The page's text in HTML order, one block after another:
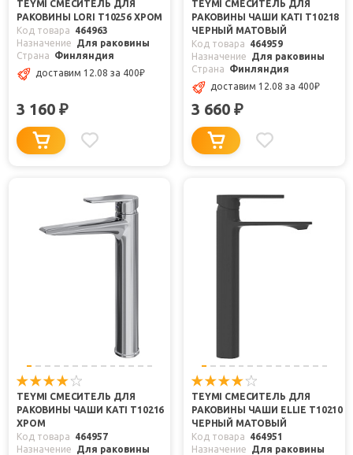
TEYMI СМЕСИТЕЛЬ ДЛЯ
РАКОВИНЫ LORI T10256 ХРОМ
Код товара
464963
Назначение
Для раковины
Страна
Финляндия
доставим 12.08 за 400₽
3 160 ₽
TEYMI СМЕСИТЕЛЬ ДЛЯ
РАКОВИНЫ ЧАШИ KATI T10218
ЧЕРНЫЙ МАТОВЫЙ
Код товара
464959
Назначение
Для раковины
Страна
Финляндия
доставим 12.08 за 400₽
3 660 ₽
TEYMI СМЕСИТЕЛЬ ДЛЯ
РАКОВИНЫ ЧАШИ KATI T10216
ХРОМ
Код товара
464957
Назначение
Для раковины
TEYMI СМЕСИТЕЛЬ ДЛЯ
РАКОВИНЫ ЧАШИ ELLIE T10210
ЧЕРНЫЙ МАТОВЫЙ
Код товара
464951
Назначение
Для раковины